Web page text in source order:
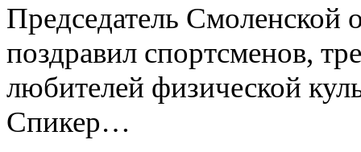
Председатель
поздравил спортсменов,
любителей физической
Спикер…